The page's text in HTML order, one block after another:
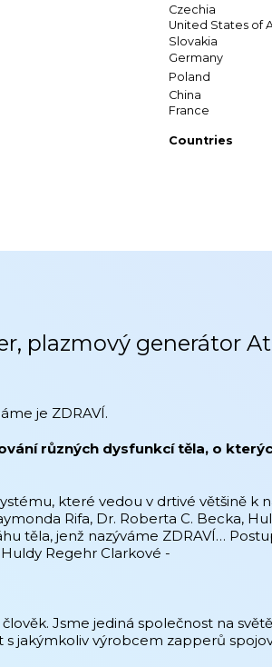
Czechia
United States of
Slovakia
Germany
Poland
China
France
Countries
plazmový generátor
je ZDRAVÍ.
různých dysfunkcí těla, o
které vedou v drtivé většině k
Rifa, Dr. Roberta C. Becka,
těla, jenž nazýváme ZDRAVÍ…
Regehr Clarkové -
Jsme jediná společnost na
jakýmkoliv výrobcem zapperů